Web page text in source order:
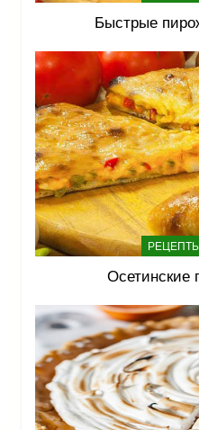
Быстрые
Осетинские